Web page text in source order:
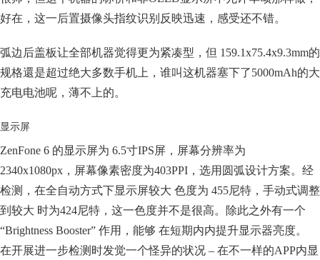
好在，这一后置摄像头指纹识别反映迅速，感受还不错。
弧边后盖板让全部机器觉得更为紧凑型，但 159.1x75.4x9.3mm的
规格還是超过绝大多数手机上，谁叫这机器塞下了5000mAh的大
充电电池呢，薄不上的。
显示屏
ZenFone 6 的显示屏为 6.5寸IPS屏，屏幕分辨率为
2340x1080px，屏幕像素密度为403PPI，选用圆弧设计方案。经
检测，在全自动方式下显示屏较大 色度为 455尼特，手动式调整
到较大 时为424尼特，这一色度并不是很高。除此之外有一个
“Brightness Booster” 作用，能够 在短期内内提升显示器亮度。
在开展进一步检测时发觉一个怪异的状况 – 在不一样的APP内显